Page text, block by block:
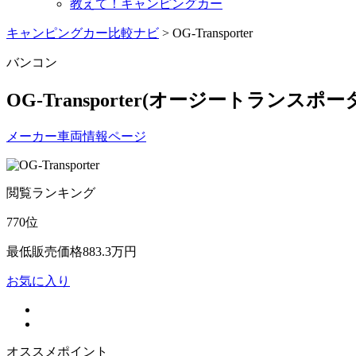
教えて！キャンピングカー
キャンピングカー比較ナビ > OG-Transporter
バンコン
OG-Transporter(オージートランスポー
メーカー車両情報ページ
閲覧ランキング
770位
最低販売価格883.3万円
お気に入り
オススメポイント